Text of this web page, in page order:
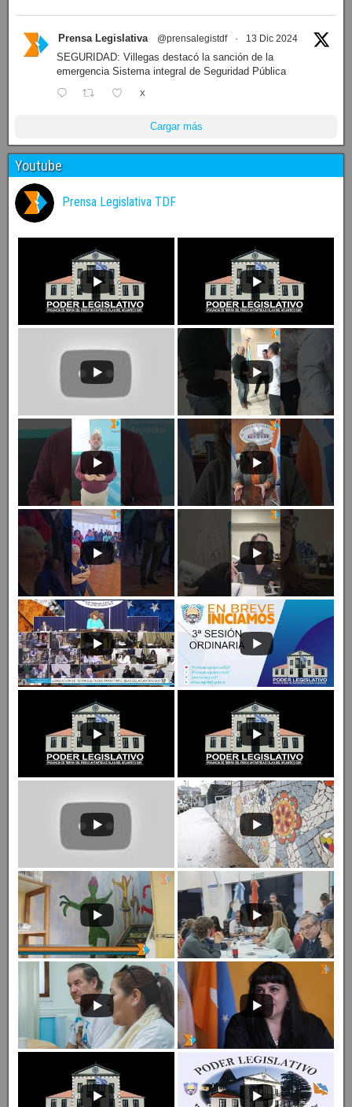
Prensa Legislativa @prensalegistdf · 13 Dic 2024
SEGURIDAD: Villegas destacó la sanción de la
emergencia Sistema integral de Seguridad Pública
X
Cargar más
Youtube
Prensa Legislativa TDF